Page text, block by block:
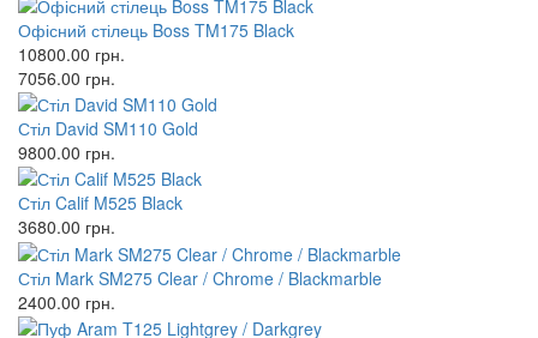
Офісний стілець Boss TM175 Black
10800.00 грн.
7056.00 грн.
Стіл David SM110 Gold
9800.00 грн.
Стіл Calif M525 Black
3680.00 грн.
Стіл Mark SM275 Clear / Chrome / Blackmarble
2400.00 грн.